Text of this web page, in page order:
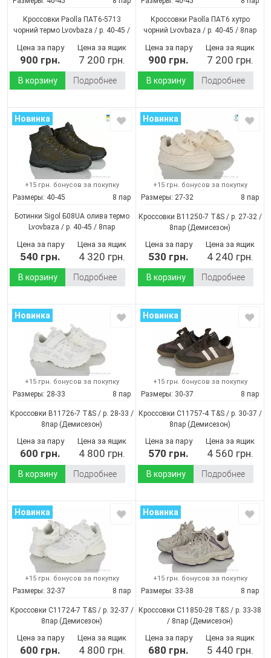
Кроссовки Paolla ПАТ6-5713
чорний термо Lvovbaza / p. 40-45 /
Цена за пару
900 грн.
Цена за ящик
7 200 грн.
В корзину Подробнее
Кроссовки Paolla ПАТ6 хутро
чорний Lvovbaza / p. 40-45 / 8пар
Цена за пару
900 грн.
Цена за ящик
7 200 грн.
В корзину Подробнее
Новинка
+15 грн. бонусов за покупку
Размеры: 40-45 8 пар
Ботинки Sigol Б08UA олива термо
Lvovbaza / p. 40-45 / 8пар
Цена за пару
540 грн.
Цена за ящик
4 320 грн.
В корзину Подробнее
Новинка
+15 грн. бонусов за покупку
Размеры: 27-32 8 пар
Кроссовки B11250-7 T&S / p. 27-32 /
8пар (Демисезон)
Цена за пару
530 грн.
Цена за ящик
4 240 грн.
В корзину Подробнее
Новинка
+15 грн. бонусов за покупку
Размеры: 28-33 8 пар
Кроссовки B11726-7 T&S / p. 28-33 /
8пар (Демисезон)
Цена за пару
600 грн.
Цена за ящик
4 800 грн.
В корзину Подробнее
Новинка
+15 грн. бонусов за покупку
Размеры: 30-37 8 пар
Кроссовки C11757-4 T&S / p. 30-37 /
8пар (Демисезон)
Цена за пару
570 грн.
Цена за ящик
4 560 грн.
В корзину Подробнее
Новинка
+15 грн. бонусов за покупку
Размеры: 32-37 8 пар
Кроссовки C11724-7 T&S / p. 32-37 /
8пар (Демисезон)
Цена за пару
600 грн.
Цена за ящик
4 800 грн.
Новинка
+15 грн. бонусов за покупку
Размеры: 33-38 8 пар
Кроссовки C11850-28 T&S / p. 33-38
/ 8пар (Демисезон)
Цена за пару
680 грн.
Цена за ящик
5 440 грн.